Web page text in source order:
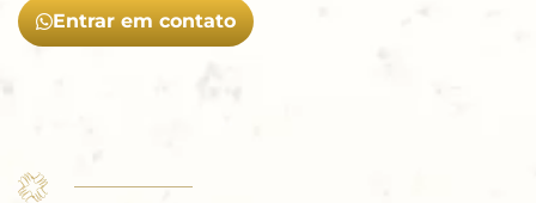
Entrar em contato